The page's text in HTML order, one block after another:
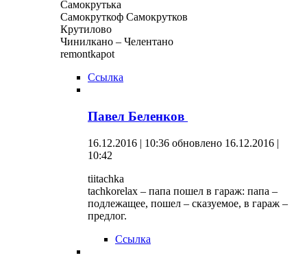
Самокрутька
Самокруткоф Самокрутков
Крутилово
Чинилкано – Челентано
remontkapot
Ссылка
Павел Беленков
16.12.2016 | 10:36 обновлено 16.12.2016 |
10:42
tiitachka
tachkorelax – папа пошел в гараж: папа –
подлежащее, пошел – сказуемое, в гараж –
предлог.
Ссылка